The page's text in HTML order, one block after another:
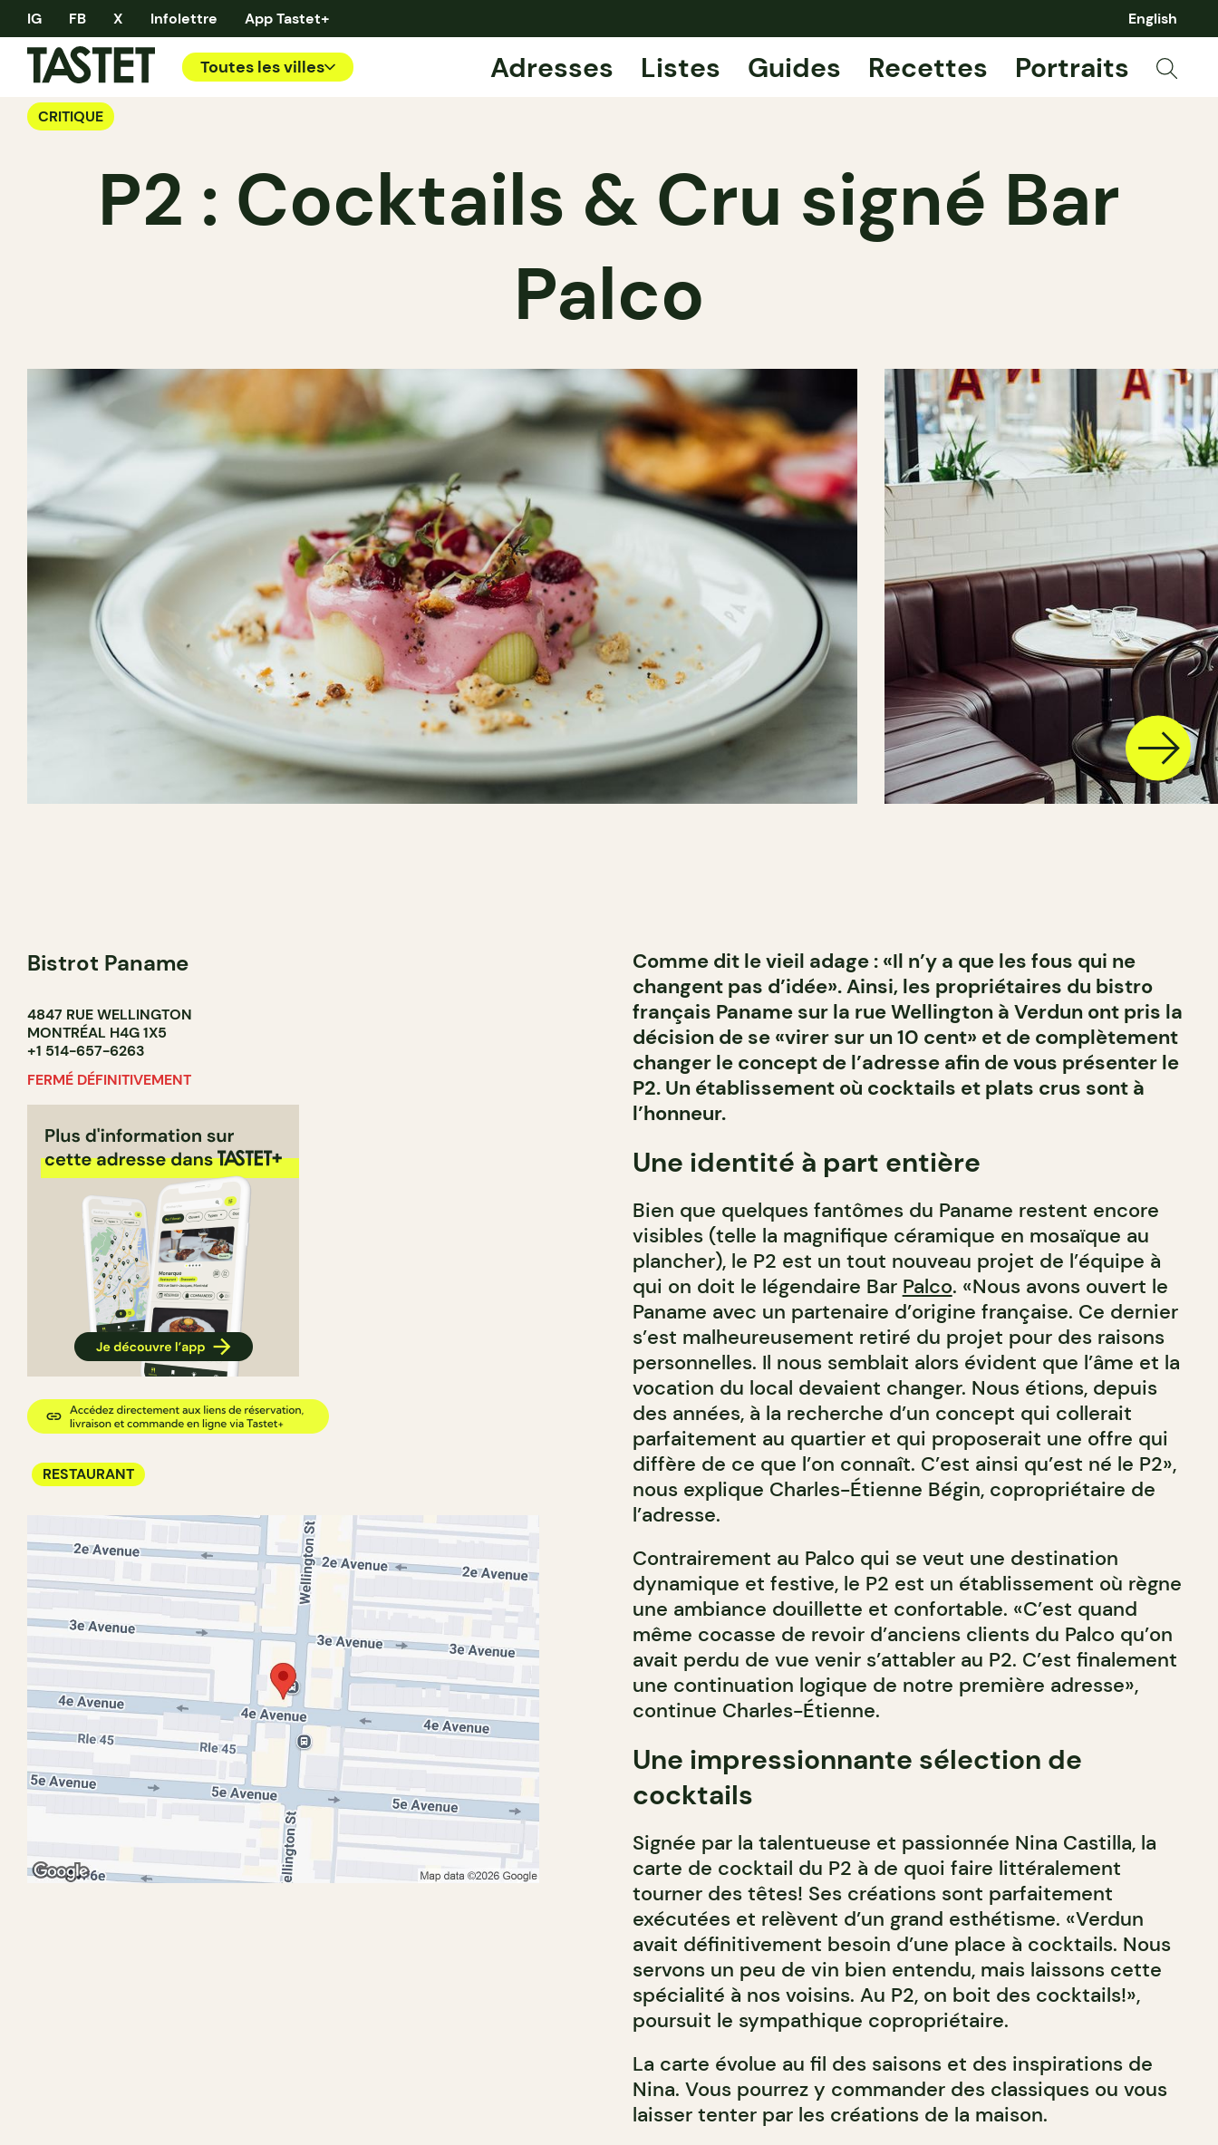
IG FB X Infolettre App Tastet+ English
Toutes les villes Adresses Listes Guides Recettes Portraits
CRITIQUE
P2 : Cocktails & Cru signé Bar
Palco
Bistrot Paname
4847 RUE WELLINGTON
MONTRÉAL H4G 1X5
+1 514-657-6263
FERMÉ DÉFINITIVEMENT
RESTAURANT
Comme dit le vieil adage : «Il n’y a que les fous qui ne
changent pas d’idée». Ainsi, les propriétaires du bistro
français Paname sur la rue Wellington à Verdun ont pris la
décision de se «virer sur un 10 cent» et de complètement
changer le concept de l’adresse afin de vous présenter le
P2. Un établissement où cocktails et plats crus sont à
l’honneur.
Une identité à part entière
Bien que quelques fantômes du Paname restent encore
visibles (telle la magnifique céramique en mosaïque au
plancher), le P2 est un tout nouveau projet de l’équipe à
qui on doit le légendaire Bar Palco. «Nous avons ouvert le
Paname avec un partenaire d’origine française. Ce dernier
s’est malheureusement retiré du projet pour des raisons
personnelles. Il nous semblait alors évident que l’âme et la
vocation du local devaient changer. Nous étions, depuis
des années, à la recherche d’un concept qui collerait
parfaitement au quartier et qui proposerait une offre qui
diffère de ce que l’on connaît. C’est ainsi qu’est né le P2»,
nous explique Charles-Étienne Bégin, copropriétaire de
l’adresse.
Contrairement au Palco qui se veut une destination
dynamique et festive, le P2 est un établissement où règne
une ambiance douillette et confortable. «C’est quand
même cocasse de revoir d’anciens clients du Palco qu’on
avait perdu de vue venir s’attabler au P2. C’est finalement
une continuation logique de notre première adresse»,
continue Charles-Étienne.
Une impressionnante sélection de
cocktails
Signée par la talentueuse et passionnée Nina Castilla, la
carte de cocktail du P2 à de quoi faire littéralement
tourner des têtes! Ses créations sont parfaitement
exécutées et relèvent d’un grand esthétisme. «Verdun
avait définitivement besoin d’une place à cocktails. Nous
servons un peu de vin bien entendu, mais laissons cette
spécialité à nos voisins. Au P2, on boit des cocktails!»,
poursuit le sympathique copropriétaire.
La carte évolue au fil des saisons et des inspirations de
Nina. Vous pourrez y commander des classiques ou vous
laisser tenter par les créations de la maison.